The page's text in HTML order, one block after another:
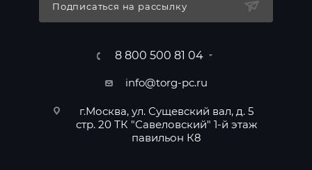
Подписаться на рассылку
8 800 500 81 04
info@torg-pc.ru
г.Москва, ул. Сущевский вал, д. 5
стр. 20 ТК "Савеловский" 1-й этаж
павильон К8